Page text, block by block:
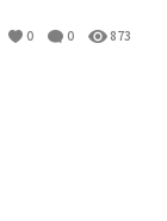
0 0 873